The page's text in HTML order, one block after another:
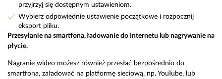
przyjrzyj się dostępnym ustawieniom.
Wybierz odpowiednie ustawienie początkowe i rozpocznij
eksport pliku.
Przesyłanie na smartfona, ładowanie do Internetu lub nagrywanie na
płycie.
Nagranie wideo możesz również przesłać bezpośrednio do
smartfona, załadować na platformę sieciową, np. YouTube, lub